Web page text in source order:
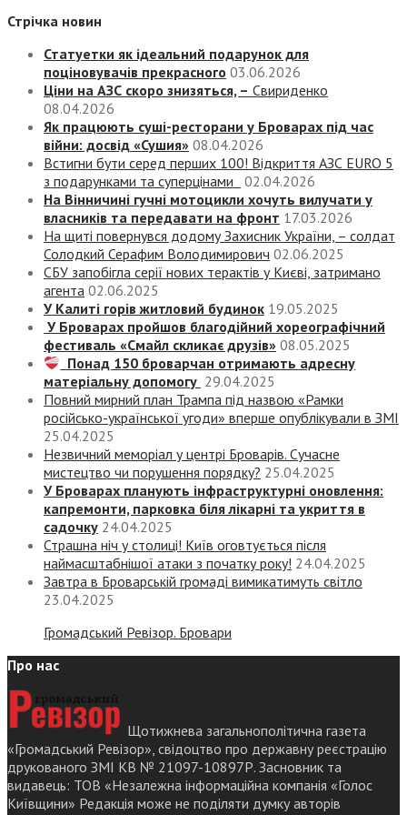
Стрічка новин
Статуетки як ідеальний подарунок для
поціновувачів прекрасного 03.06.2026
Ціни на АЗС скоро знизяться, – Свириденко
08.04.2026
Як працюють суші-ресторани у Броварах під час
війни: досвід «Сушия» 08.04.2026
Встигни бути серед перших 100! Відкриття АЗС EURO 5
з подарунками та суперцінами
02.04.2026
На Вінничині гучні мотоцикли хочуть вилучати у
власників та передавати на фронт 17.03.2026
На щиті повернувся додому Захисник України, – солдат
Солодкий Серафим Володимирович 02.06.2025
СБУ запобігла серії нових терактів у Києві, затримано
агента 02.06.2025
У Калиті горів житловий будинок 19.05.2025
У Броварах пройшов благодійний хореографічний
фестиваль «Смайл скликає друзів» 08.05.2025
Понад 150 броварчан отримають адресну
матеріальну допомогу 29.04.2025
Повний мирний план Трампа під назвою «‎Рамки
російсько-української угоди» вперше опублікували в ЗМІ
25.04.2025
Незвичний меморіал у центрі Броварів. Сучасне
мистецтво чи порушення порядку? 25.04.2025
У Броварах планують інфраструктурні оновлення:
капремонти, парковка біля лікарні та укриття в
садочку 24.04.2025
Страшна ніч у столиці! Київ оговтується після
наймасштабнішої атаки з початку року! 24.04.2025
Завтра в Броварській громаді вимикатимуть світло
23.04.2025
Громадський Ревізор. Бровари
Про нас
Щотижнева загальнополітична газета
«Громадський Ревізор», свідоцтво про державну реєстрацію
друкованого ЗМІ КВ № 21097-10897Р. Засновник та
видавець: ТОВ «Незалежна інформаційна компанія «Голос
Київщини» Редакція може не поділяти думку авторів